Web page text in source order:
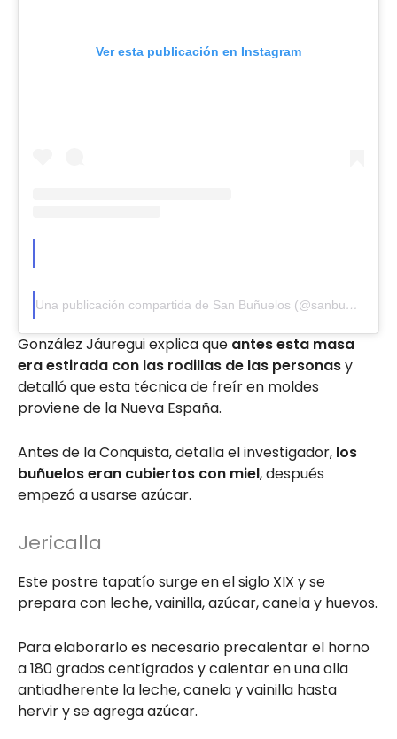
Ver esta publicación en Instagram
Una publicación compartida de San Buñuelos (@sanbunuelogdl)
González Jáuregui explica que antes esta masa
era estirada con las rodillas de las personasy
detalló que esta técnica de freír en moldes
proviene de la Nueva España.
Antes de la Conquista, detalla el investigador, los
buñuelos eran cubiertos con miel, después
empezó a usarse azúcar.
Jericalla
Este postre tapatío surge en el siglo XIX y se
prepara con leche, vainilla, azúcar, canela y huevos.
Para elaborarlo es necesario precalentar el horno
a 180 grados centígrados y calentar en una olla
antiadherente la leche, canela y vainilla hasta
hervir y se agrega azúcar.